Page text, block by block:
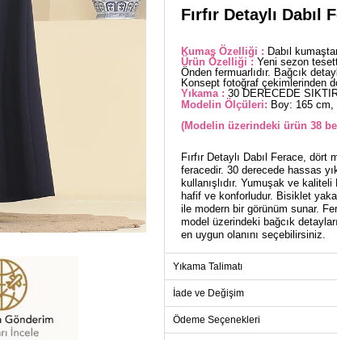
Fırfır Detaylı Dabıl
Kumaş Özelliği : Dabıl
Ürün Özelliği : Yeni sezon
Önden fermuarlıdır. Bağcık
Konsept fotoğraf çekimlerinden
Yıkama : 30 DERECEDE
Modelin Ölçüleri: Boy: 165
(Modelin üzerindeki ürün 38
Fırfır Detaylı Dabıl Ferace,
feracedir. 30 derecede hassas
kullanışlıdır. Yumuşak ve
hafif ve konforludur. Bisiklet
ile modern bir görünüm sunar.
model üzerindeki bağcık
en uygun olanını seçebilirsiniz.
Beden
38
Yıkama Talimatı
İade ve Değişim
Ödeme Seçenekleri